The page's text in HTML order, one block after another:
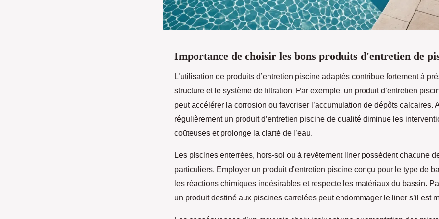
Importance de choisir les bons produits d'entretien de
L’utilisation de produits d’entretien piscine adaptés contribue fortement à
structure et le système de filtration. Par exemple, un produit d’entretien
peut accélérer la corrosion ou favoriser l’accumulation de dépôts calcaires.
régulièrement un produit d’entretien piscine de qualité diminue les
coûteuses et prolonge la clarté de l’eau.
Les piscines enterrées, hors-sol ou à revêtement liner possèdent chacune
particuliers. Employer un produit d’entretien piscine conçu pour le type de
les réactions chimiques indésirables et respecte les matériaux du bassin.
un produit destiné aux piscines carrelées peut endommager le liner s’il est